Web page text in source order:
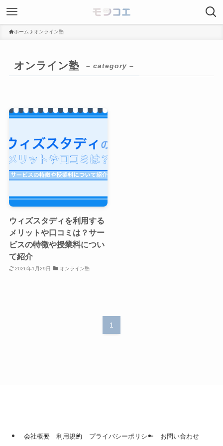
ホーム オンライン塾
オンライン塾 – category –
ウィズスタディを利用する
メリットや口コミは？サー
ビスの特徴や授業料につい
て紹介
2026年1月29日 オンライン塾
1
会社概要 利用規約 プライバシーポリシー お問い合わせ